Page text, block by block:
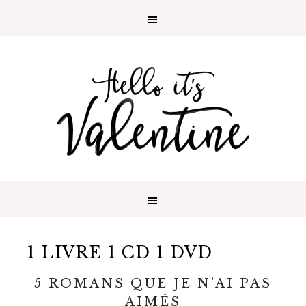
1 LIVRE 1 CD 1 DVD
5 ROMANS QUE JE N’AI PAS
AIMÉS